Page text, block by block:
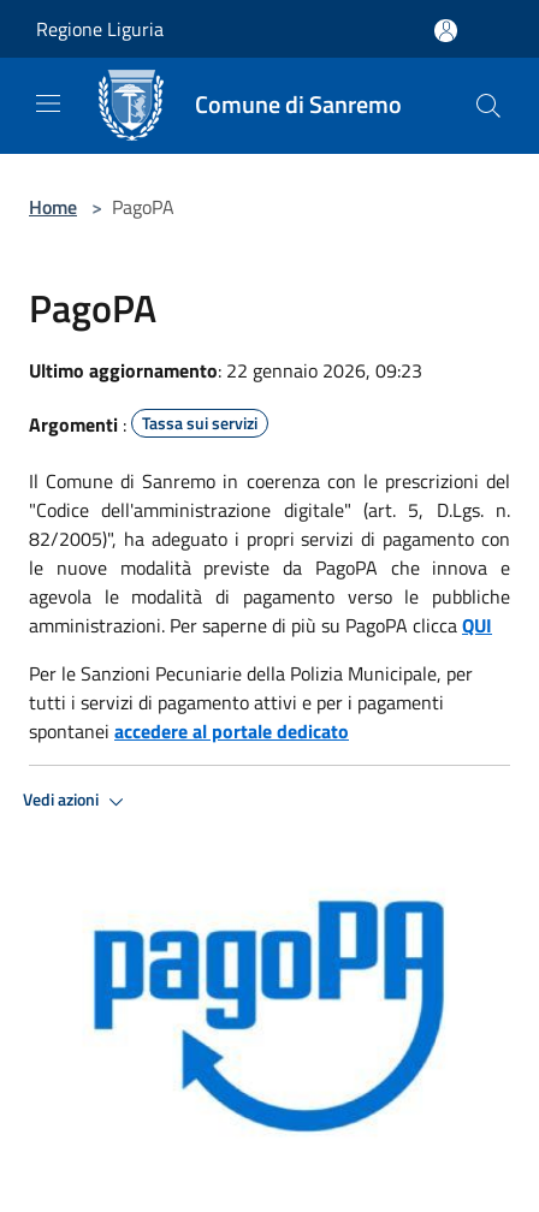
Regione Liguria
Comune di Sanremo
Home > PagoPA
PagoPA
Ultimo aggiornamento: 22 gennaio 2026, 09:23
Argomenti : Tassa sui servizi
Il Comune di Sanremo in coerenza con le prescrizioni del
"Codice dell'amministrazione digitale" (art. 5, D.Lgs. n.
82/2005)", ha adeguato i propri servizi di pagamento con
le nuove modalità previste da PagoPA che innova e
agevola le modalità di pagamento verso le pubbliche
amministrazioni. Per saperne di più su PagoPA cliccaQUI
Per le Sanzioni Pecuniarie della Polizia Municipale, per
tutti i servizi di pagamento attivi e per i pagamenti
spontanei accedere al portale dedicato
Vedi azioni